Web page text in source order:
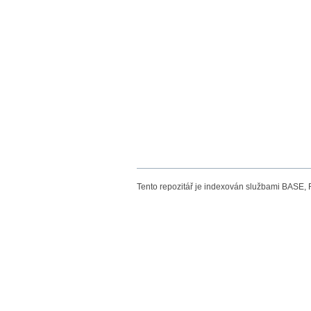
Tento repozitář je indexován službami BASE,